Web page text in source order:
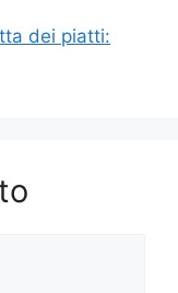
dei piatti: